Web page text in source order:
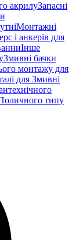
акрилуЗапасні
Монтажні
і анкерів для
Інше
Змивні бачки
монтажу для
для Змивні
Поличного типу